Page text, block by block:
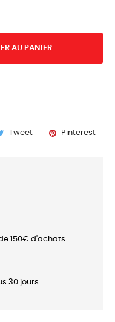
AU PANIER
Tweet Pinterest
150€ d'achats
30 jours.